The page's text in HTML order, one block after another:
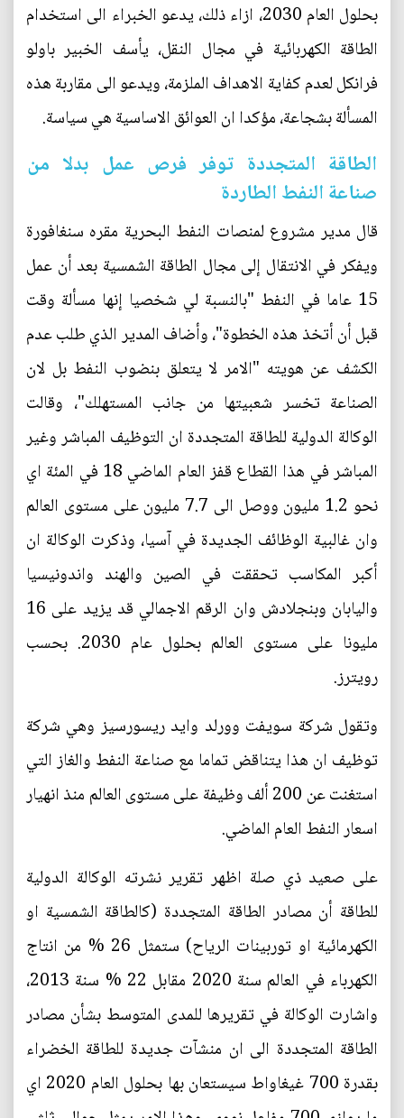
بحلول العام 2030، ازاء ذلك، يدعو الخبراء الى استخدام
الطاقة الكهربائية في مجال النقل، يأسف الخبير باولو
فرانكل لعدم كفاية الاهداف الملزمة، ويدعو الى مقاربة هذه
المسألة بشجاعة، مؤكدا ان العوائق الاساسية هي سياسة.
الطاقة المتجددة توفر فرص عمل بدلا من
صناعة النفط الطاردة
قال مدير مشروع لمنصات النفط البحرية مقره سنغافورة
ويفكر في الانتقال إلى مجال الطاقة الشمسية بعد أن عمل
15 عاما في النفط "بالنسبة لي شخصيا إنها مسألة وقت
قبل أن أتخذ هذه الخطوة"، وأضاف المدير الذي طلب عدم
الكشف عن هويته "الامر لا يتعلق بنضوب النفط بل لان
الصناعة تخسر شعبيتها من جانب المستهلك"، وقالت
الوكالة الدولية للطاقة المتجددة ان التوظيف المباشر وغير
المباشر في هذا القطاع قفز العام الماضي 18 في المئة اي
نحو 1.2 مليون ووصل الى 7.7 مليون على مستوى العالم
وان غالبية الوظائف الجديدة في آسيا، وذكرت الوكالة ان
أكبر المكاسب تحققت في الصين والهند واندونيسيا
واليابان وبنجلادش وان الرقم الاجمالي قد يزيد على 16
مليونا على مستوى العالم بحلول عام 2030. بحسب
رويترز.
وتقول شركة سويفت وورلد وايد ريسورسيز وهي شركة
توظيف ان هذا يتناقض تماما مع صناعة النفط والغاز التي
استغنت عن 200 ألف وظيفة على مستوى العالم منذ انهيار
اسعار النفط العام الماضي.
على صعيد ذي صلة اظهر تقرير نشرته الوكالة الدولية
للطاقة أن مصادر الطاقة المتجددة (كالطاقة الشمسية او
الكهرمائية او توربينات الرياح) ستمثل 26 % من انتاج
الكهرباء في العالم سنة 2020 مقابل 22 % سنة 2013،
واشارت الوكالة في تقريرها للمدى المتوسط بشأن مصادر
الطاقة المتجددة الى ان منشآت جديدة للطاقة الخضراء
بقدرة 700 غيغاواط سيستعان بها بحلول العام 2020 اي